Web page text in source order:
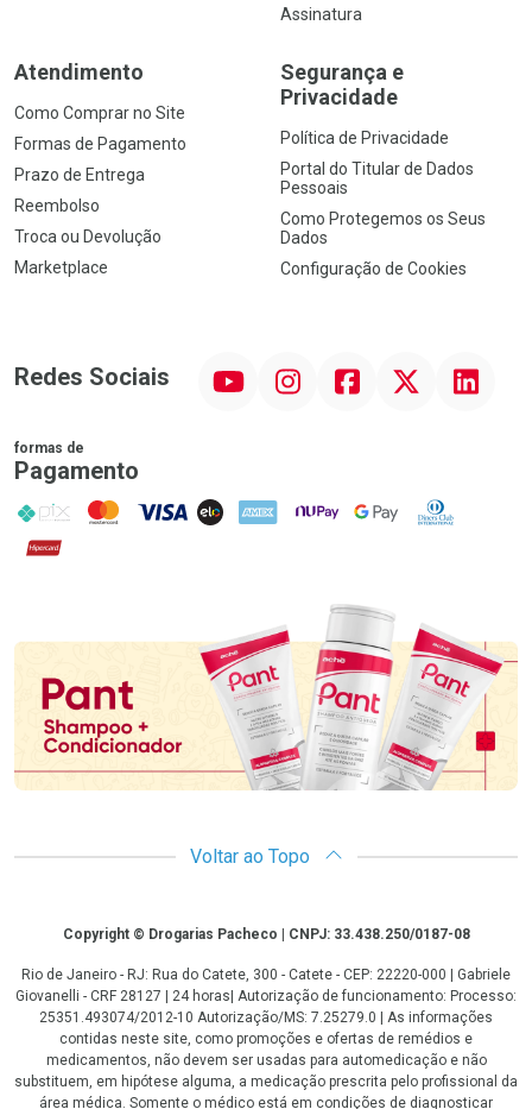
Assinatura
Atendimento
Como Comprar no Site
Formas de Pagamento
Prazo de Entrega
Reembolso
Troca ou Devolução
Marketplace
Segurança e
Privacidade
Política de Privacidade
Portal do Titular de Dados
Pessoais
Como Protegemos os Seus
Dados
Configuração de Cookies
Redes Sociais InstagramFacebook Linkedin
formas de
Pagamento
PIX MasterCard
VISA ELO AMEX NuPay Google PayDiners Club
Hipercard
Promoção em Destaque
Voltar ao Topo
CopyrightCopyright © Drogarias Pacheco | CNPJ: 33.438.250/0187-08
Rio de Janeiro - RJ: Rua do Catete, 300 - Catete - CEP: 22220-000 | Gabriele
Giovanelli - CRF 28127 | 24 horas| Autorização de funcionamento: Processo:
25351.493074/2012-10 Autorização/MS: 7.25279.0 | As informações
contidas neste site, como promoções e ofertas de remédios e
medicamentos, não devem ser usadas para automedicação e não
substituem, em hipótese alguma, a medicação prescrita pelo profissional da
área médica. Somente o médico está em condições de diagnosticar